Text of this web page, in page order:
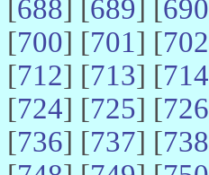
[688] [689] [690
[700] [701] [702
[712] [713] [714
[724] [725] [726
[736] [737] [738